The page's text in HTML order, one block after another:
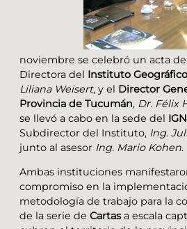
noviembre se celebró un acta
Directora del Instituto
Liliana Weisert, y el Director
Provincia de Tucumán, Dr. Félix
se llevó a cabo en la sede del IGN
Subdirector del Instituto, Ing.
junto al asesor Ing. Mario Kohen.
Ambas instituciones
compromiso en la
metodología de trabajo para la
de la serie de Cartasa escala